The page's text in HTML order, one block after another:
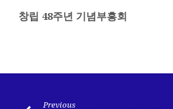
립
48
기
창립 48주년 기념부흥회
Previous